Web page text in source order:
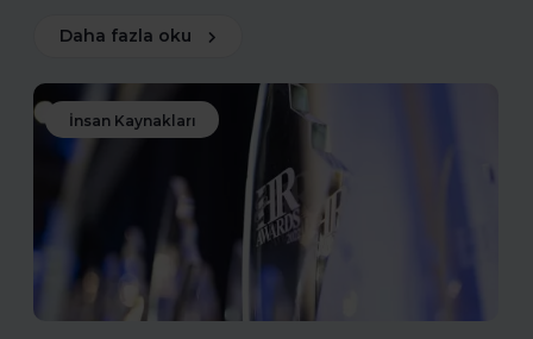
Daha fazla oku
İnsan Kaynakları